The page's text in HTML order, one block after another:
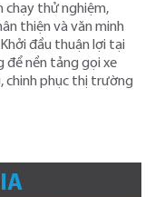
chạy thử nghiệm,
thiện và văn minh
đầu thuận lợi tại
để nền tảng gọi xe
chinh phục thị trường